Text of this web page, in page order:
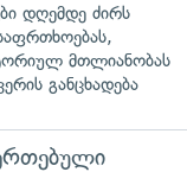
დღემდე ძირს
მთლიანობას
განცხადება